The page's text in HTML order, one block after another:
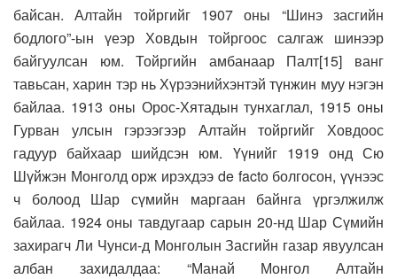
байсан. Алтайн тойргийг 1907 оны “Шинэ засгийн
бодлого”-ын үеэр Ховдын тойргоос салгаж шинээр
байгуулсан юм. Тойргийн амбанаар Палт[15] ванг
тавьсан, харин тэр нь Хүрээнийхэнтэй түнжин муу нэгэн
байлаа. 1913 оны Орос-Хятадын тунхаглал, 1915 оны
Гурван улсын гэрээгээр Алтайн тойргийг Ховдоос
гадуур байхаар шийдсэн юм. Үүнийг 1919 онд Сю
Шүйжэн Монголд орж ирэхдээ de facto болгосон, үүнээс
ч болоод Шар сүмийн маргаан байнга үргэлжилж
байлаа. 1924 оны тавдугаар сарын 20-нд Шар Сүмийн
захирагч Ли Чунси-д Монголын Засгийн газар явуулсан
албан захидалдаа: “Манай Монгол Алтайн